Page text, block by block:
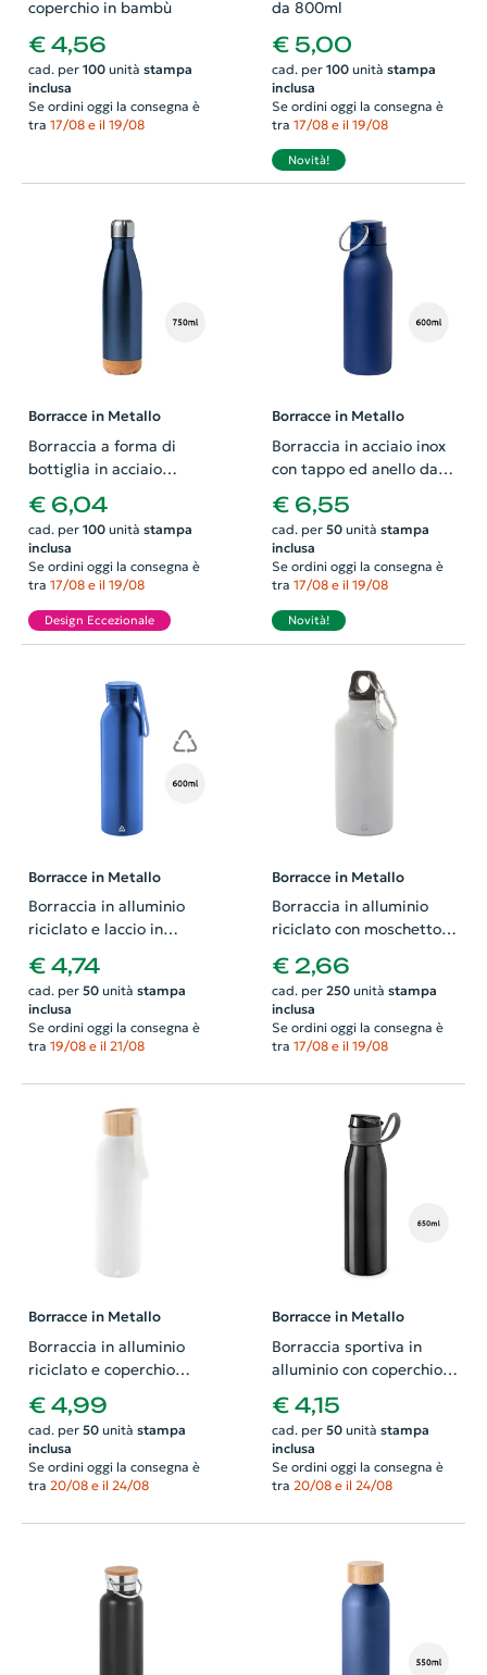
coperchio in bambù
€ 4,56
cad. per 100unità stampa
inclusa
Se ordini oggi la consegna è
tra 17/08 e il 19/08
da 800ml
€ 5,00
cad. per 100unità stampa
inclusa
Se ordini oggi la consegna è
tra 17/08 e il 19/08
Novità!
Borracce in Metallo
Borraccia a forma di
bottiglia in acciaio
inossidabile con base in
sughero naturale da
750ml
€ 6,04
cad. per 100unità stampa
inclusa
Se ordini oggi la consegna è
tra 17/08 e il 19/08
Design Eccezionale
Borracce in Metallo
Borraccia in acciaio inox
con tappo ed anello da
600ml
€ 6,55
cad. per 50unità stampa
inclusa
Se ordini oggi la consegna è
tra 17/08 e il 19/08
Novità!
Borracce in Metallo
Borraccia in alluminio
riciclato e laccio in
€ 4,74
cad. per 50unità stampa
inclusa
Se ordini oggi la consegna è
tra 19/08 e il 21/08
Borracce in Metallo
Borraccia in alluminio
riciclato con moschettone
€ 2,66
cad. per 250unità stampa
inclusa
Se ordini oggi la consegna è
tra 17/08 e il 19/08
Borracce in Metallo
Borraccia in alluminio
riciclato e coperchio
bambù e laccio in silicone
da 600ml
€ 4,99
cad. per 50unità stampa
inclusa
Se ordini oggi la consegna è
tra 20/08 e il 24/08
Borracce in Metallo
Borraccia sportiva in
alluminio con coperchio e
manico da 650ml
€ 4,15
cad. per 50unità stampa
inclusa
Se ordini oggi la consegna è
tra 20/08 e il 24/08